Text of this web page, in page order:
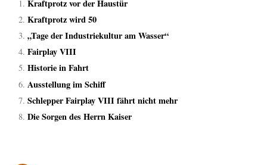
Kraftprotz vor der Haustür
Kraftprotz wird 50
„Tage der Industriekultur am Wasser“
Fairplay VIII
Historie in Fahrt
Ausstellung im Schiff
Schlepper Fairplay VIII fährt nicht mehr
Die Sorgen des Herrn Kaiser